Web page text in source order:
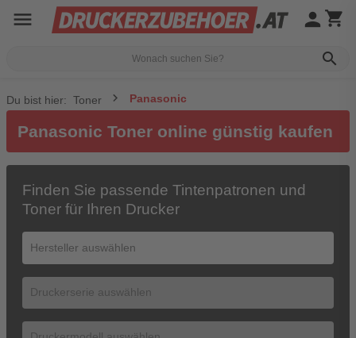
menu
search
person shopping_cart
Du bist hier: Toner Panasonic
Panasonic Toner online günstig kaufen
Finden Sie passende Tintenpatronen und
Toner für Ihren Drucker